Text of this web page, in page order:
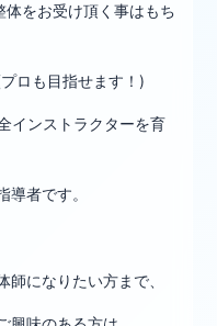
をお受け頂く事はもち
ロも目指せます！)
インストラクターを育
者です。
になりたい方まで、